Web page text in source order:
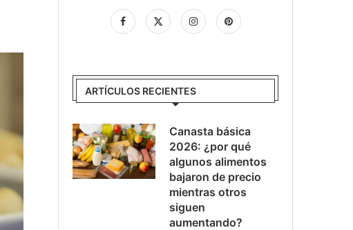
ARTÍCULOS RECIENTES
Canasta básica
2026: ¿por qué
algunos alimentos
bajaron de precio
mientras otros
siguen
aumentando?